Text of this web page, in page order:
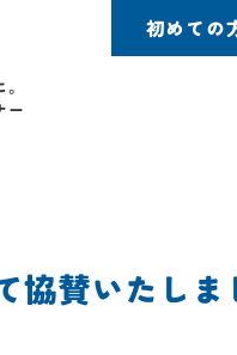
初めての
ー
協賛いたしま